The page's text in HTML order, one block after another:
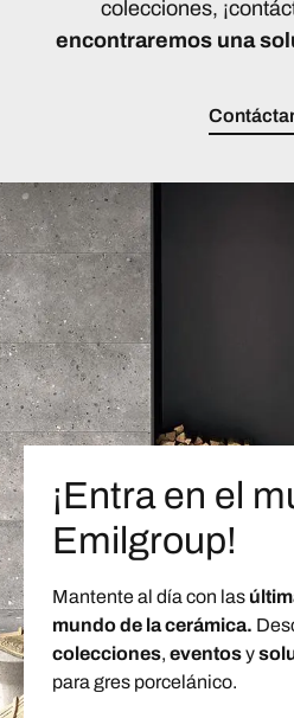
colecciones,
encontraremos una
¡Entra en el
Emilgroup!
Mantente al día con las
mundo de la cerámica.
colecciones, eventosy
para gres porcelánico.